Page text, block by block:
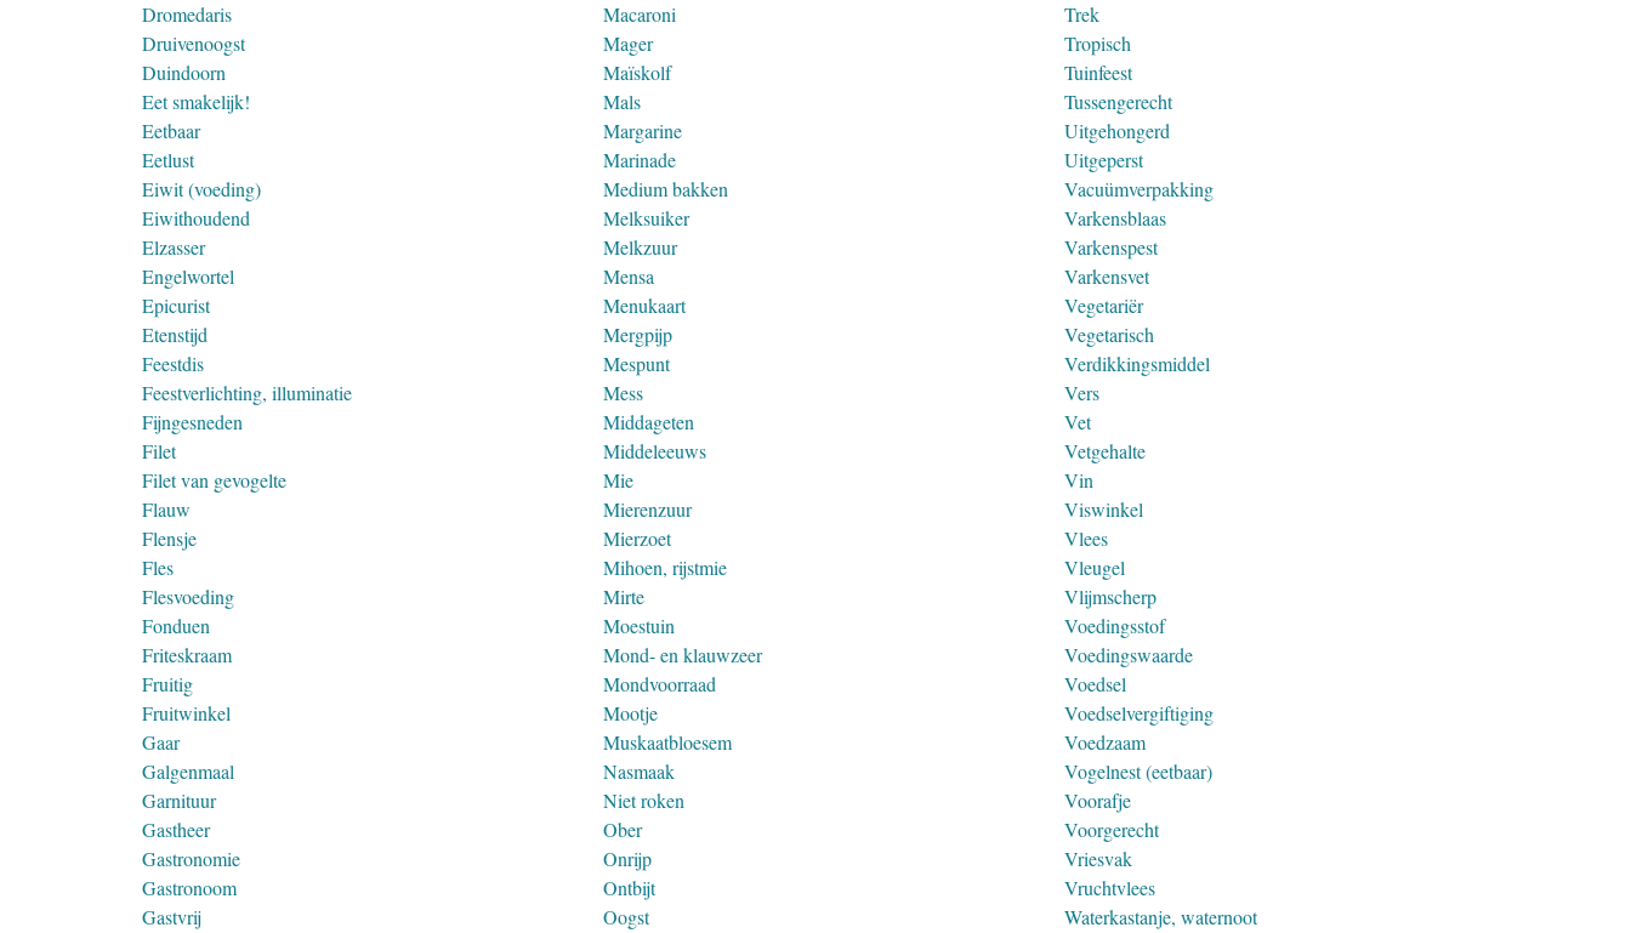
Dromedaris
Druivenoogst
Duindoorn
Eet smakelijk!
Eetbaar
Eetlust
Eiwit (voeding)
Eiwithoudend
Elzasser
Engelwortel
Epicurist
Etenstijd
Feestdis
Feestverlichting, illuminatie
Fijngesneden
Filet
Filet van gevogelte
Flauw
Flensje
Fles
Flesvoeding
Fonduen
Friteskraam
Fruitig
Fruitwinkel
Gaar
Galgenmaal
Garnituur
Gastheer
Gastronomie
Gastronoom
Gastvrij
Macaroni
Mager
Maïskolf
Mals
Margarine
Marinade
Medium bakken
Melksuiker
Melkzuur
Mensa
Menukaart
Mergpijp
Mespunt
Mess
Middageten
Middeleeuws
Mie
Mierenzuur
Mierzoet
Mihoen, rijstmie
Mirte
Moestuin
Mond- en klauwzeer
Mondvoorraad
Mootje
Muskaatbloesem
Nasmaak
Niet roken
Ober
Onrijp
Ontbijt
Oogst
Trek
Tropisch
Tuinfeest
Tussengerecht
Uitgehongerd
Uitgeperst
Vacuümverpakking
Varkensblaas
Varkenspest
Varkensvet
Vegetariër
Vegetarisch
Verdikkingsmiddel
Vers
Vet
Vetgehalte
Vin
Viswinkel
Vlees
Vleugel
Vlijmscherp
Voedingsstof
Voedingswaarde
Voedsel
Voedselvergiftiging
Voedzaam
Vogelnest (eetbaar)
Voorafje
Voorgerecht
Vriesvak
Vruchtvlees
Waterkastanje, waternoot